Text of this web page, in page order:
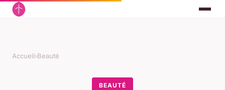
Accueil›Beauté
BEAUTÉ